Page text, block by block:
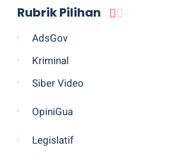
Rubrik Pilihan
AdsGov
Kriminal
Siber Video
OpiniGua
Legislatif